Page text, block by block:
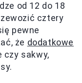
od 12 do 18
cztery
pewne
że dodatkowe
czy sakwy,